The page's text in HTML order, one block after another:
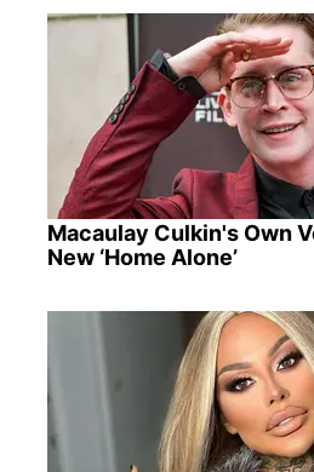
Macaulay Culkin's Own
New ‘Home Alone’